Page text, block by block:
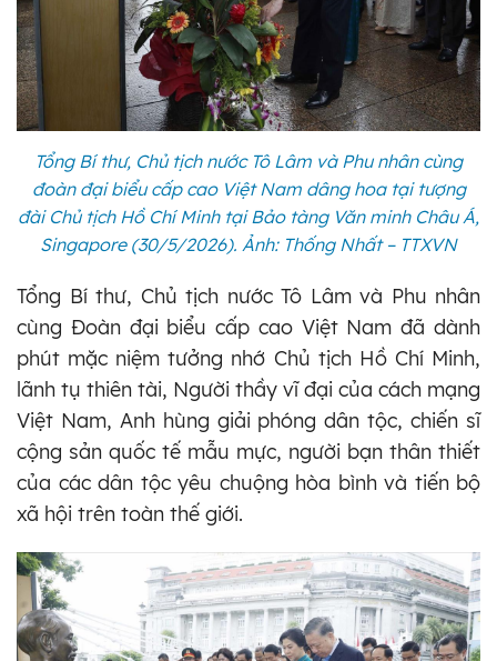
Tổng Bí thư, Chủ tịch nước Tô Lâm và Phu nhân cùng
đoàn đại biểu cấp cao Việt Nam dâng hoa tại tượng
đài Chủ tịch Hồ Chí Minh tại Bảo tàng Văn minh Châu Á,
Singapore (30/5/2026). Ảnh: Thống Nhất – TTXVN
Tổng Bí thư, Chủ tịch nước Tô Lâm và Phu nhân
cùng Đoàn đại biểu cấp cao Việt Nam đã dành
phút mặc niệm tưởng nhớ Chủ tịch Hồ Chí Minh,
lãnh tụ thiên tài, Người thầy vĩ đại của cách mạng
Việt Nam, Anh hùng giải phóng dân tộc, chiến sĩ
cộng sản quốc tế mẫu mực, người bạn thân thiết
của các dân tộc yêu chuộng hòa bình và tiến bộ
xã hội trên toàn thế giới.